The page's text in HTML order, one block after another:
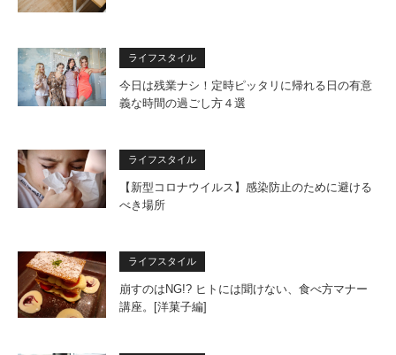
ライフスタイル
今日は残業ナシ！定時ピッタリに帰れる日の有意
義な時間の過ごし方４選
ライフスタイル
【新型コロナウイルス】感染防止のために避ける
べき場所
ライフスタイル
崩すのはNG!? ヒトには聞けない、食べ方マナー
講座。[洋菓子編]